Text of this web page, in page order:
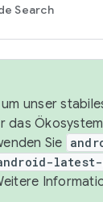
Search
unser
Sie
latest-